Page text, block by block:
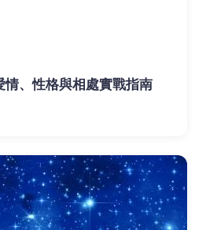
情、性格與相處實戰指南